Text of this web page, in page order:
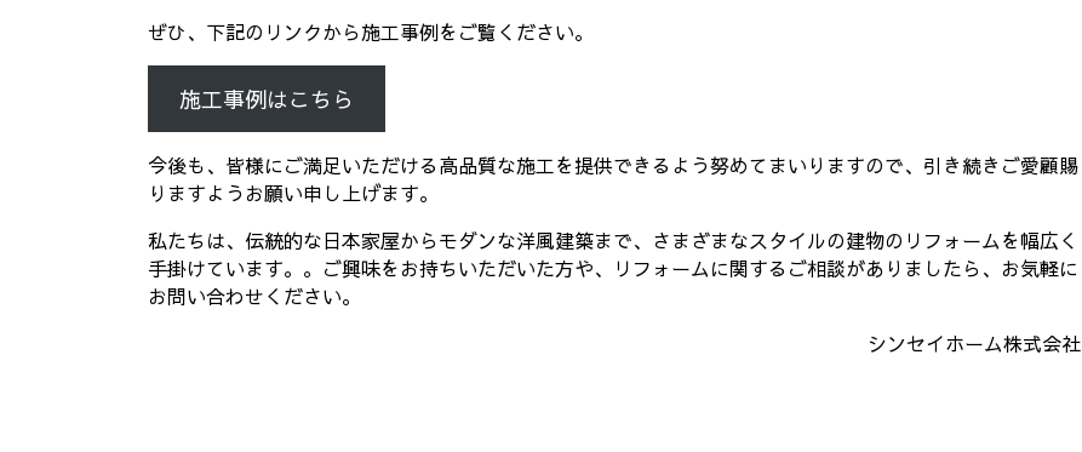
ぜひ、下記のリンクから施工事例をご覧ください。
施工事例はこちら
今後も、皆様にご満足いただける高品質な施工を提供できるよう努めてまいりますので、引き続きご愛顧賜
りますようお願い申し上げます。
私たちは、伝統的な日本家屋からモダンな洋風建築まで、さまざまなスタイルの建物のリフォームを幅広く
手掛けています。。ご興味をお持ちいただいた方や、リフォームに関するご相談がありましたら、お気軽に
お問い合わせください。
シンセイホーム株式会社